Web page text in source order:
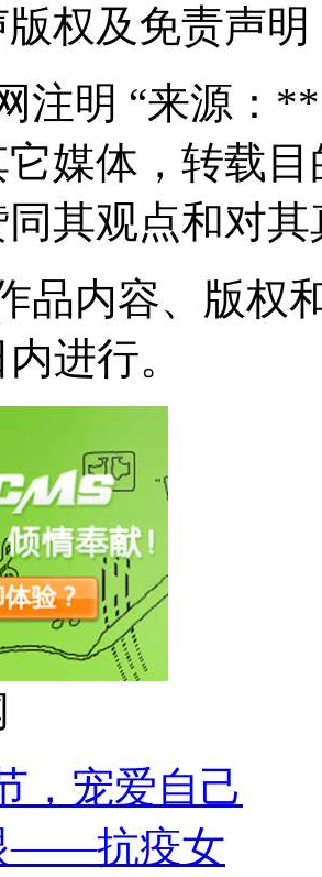
版权及免责声明
注明 “来源：
媒体，转载
其观点和对
品内容、版权
进行。